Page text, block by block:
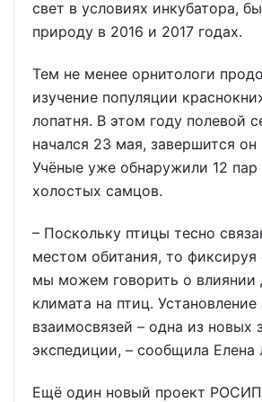
свет в условиях инкубатора,
природу в 2016 и 2017 годах.
Тем не менее орнитологи
изучение популяции
лопатня. В этом году полевой
начался 23 мая, завершится он
Учёные уже обнаружили 12 пар
холостых самцов.
– Поскольку птицы тесно
местом обитания, то фиксируя
мы можем говорить о влиянии
климата на птиц. Установление
взаимосвязей – одна из новых
экспедиции, – сообщила Елена
Ещё один новый проект РОСИП